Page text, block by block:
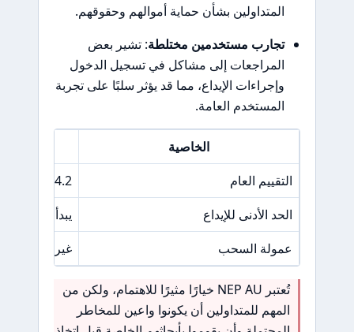
المتداولين بشأن حماية أموالهم وحقوقهم.
تجارب مستخدمين مختلطة: تشير بعض
المراجعات إلى مشاكل في تسجيل الدخول
وإجراءات الإيداع، مما قد يؤثر سلبًا على تجربة
المستخدم العامة.
الخاصية
التقييم العام
4.2 / 10
الحد الأدنى للإيداع
يبدأ من 100 دولار
عمولة السحب
غير محددة
تُعتبر NEP AU خيارًا مثيرًا للاهتمام، ولكن من
المهم للمتداولين أن يكونوا واعين للمخاطر